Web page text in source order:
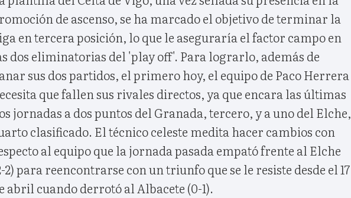
de ascenso, se ha marcado el objetivo de terminar la
en tercera posición, lo que le aseguraría el factor campo en
dos eliminatorias del 'play off'. Para lograrlo, además de
sus dos partidos, el primero hoy, el equipo de Paco Herrera
que fallen sus rivales directos, ya que encara las últimas
jornadas a dos puntos del Granada, tercero, y a uno del Elche,
clasificado. El técnico celeste medita hacer cambios con
al equipo que la jornada pasada empató frente al Elche
2) para reencontrarse con un triunfo que se le resiste desde el 17
abril cuando derrotó al Albacete (0-1).